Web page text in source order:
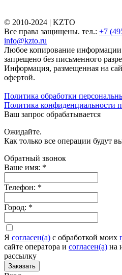
© 2010-2024 | KZTO
Все права защищены. тел.: +7
info@kzto.ru
Любое копирование
запрещено без письменного
Информация, размещенная на
офертой.
Политика обработки
Политика конфиденциальности
Ваш запрос обрабатывается
Ожидайте.
Как только все операции будут
Обратный звонок
Ваше имя: *
Телефон: *
Город: *
Я согласен(а) c обработкой моих
сайте оператора и согласен(а) на
рассылку
Заказать